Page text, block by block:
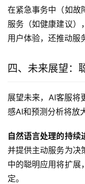
在紧急事务中（如故
服务（如健康建议）
用户体验，还推动服
四、未来展望：
展望未来，AI客服将
感AI和预测分析将放
自然语言处理的持续
并提供主动服务为决
中的聪明应用将扩展
定。